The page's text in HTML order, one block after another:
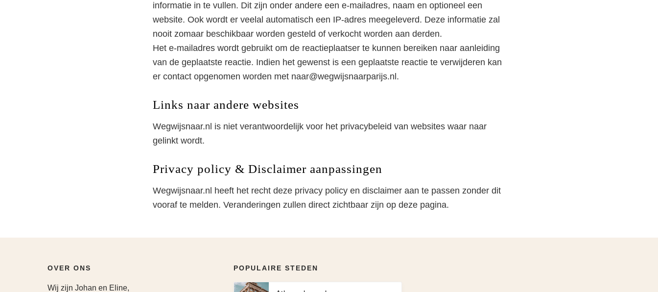
informatie in te vullen. Dit zijn onder andere een e-mailadres, naam en optioneel een
website. Ook wordt er veelal automatisch een IP-adres meegeleverd. Deze informatie zal
nooit zomaar beschikbaar worden gesteld of verkocht worden aan derden.
Het e-mailadres wordt gebruikt om de reactieplaatser te kunnen bereiken naar aanleiding
van de geplaatste reactie. Indien het gewenst is een geplaatste reactie te verwijderen kan
er contact opgenomen worden met naar@wegwijsnaarparijs.nl.
Links naar andere websites
Wegwijsnaar.nl is niet verantwoordelijk voor het privacybeleid van websites waar naar
gelinkt wordt.
Privacy policy & Disclaimer aanpassingen
Wegwijsnaar.nl heeft het recht deze privacy policy en disclaimer aan te passen zonder dit
vooraf te melden. Veranderingen zullen direct zichtbaar zijn op deze pagina.
OVER ONS
Wij zijn Johan en Eline,
POPULAIRE STEDEN